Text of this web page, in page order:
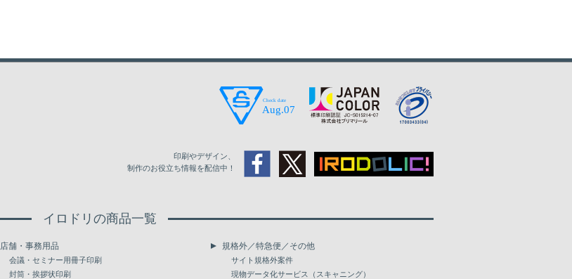
印刷やデザイン、
制作のお役立ち情報を配信中！
イロドリの商品一覧
店舗・事務用品
会議・セミナー用冊子印刷
封筒・挨拶状印刷
規格外／特急便／その他
サイト規格外案件
現物データ化サービス（スキャニング）